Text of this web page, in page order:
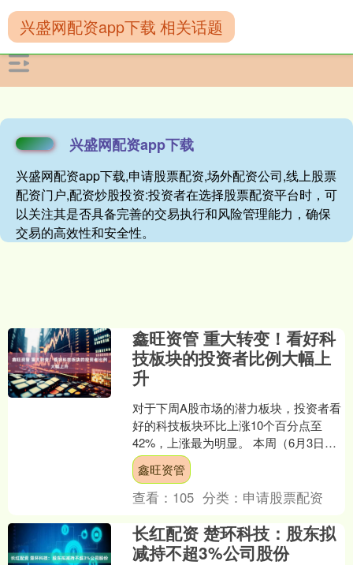
兴盛网配资app下载
兴盛网配资app下载,申请股票配资,场外配资公司,线上股票
配资门户,配资炒股投资:投资者在选择股票配资平台时，可
以关注其是否具备完善的交易执行和风险管理能力，确保
交易的高效性和安全性。
兴盛网配资app下载 相关话题
鑫旺资管 重大转变！看好科
技板块的投资者比例大幅上
升
对于下周A股市场的潜力板块，投资者看
好的科技板块环比上涨10个百分点至
42%，上涨最为明显。 本周（6月3日至6
日），A股成交规模继续维持在1万亿元
以上。指数单....
鑫旺资管
查看： 105 分类： 申请股票配资
长红配资 楚环科技：股东拟
减持不超3%公司股份